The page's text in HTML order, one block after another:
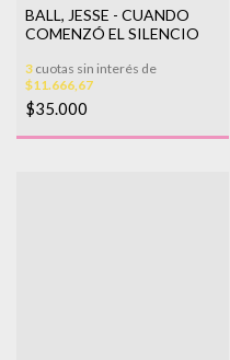
BALL, JESSE - CUANDO
COMENZÓ EL SILENCIO
3 cuotas sin interés de
$11.666,67
$35.000